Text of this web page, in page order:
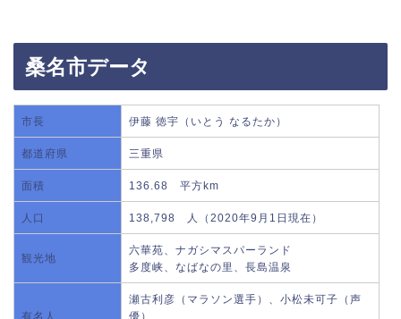
桑名市データ
市長 伊藤 徳宇（いとう なるたか）
都道府県 三重県
面積 136.68 平方km
人口 138,798 人（2020年9月1日現在）
観光地
六華苑、ナガシマスパーランド
多度峡、なばなの里、長島温泉
有名人
瀬古利彦（マラソン選手）、小松未可子（声
優）